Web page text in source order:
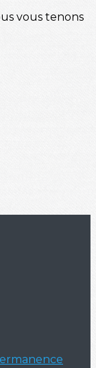
vous tenons